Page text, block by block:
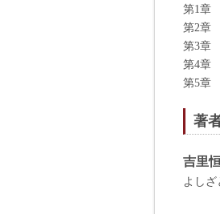
第1章
第2章
第3章
第4章
第5章
著
吉里
よしざ